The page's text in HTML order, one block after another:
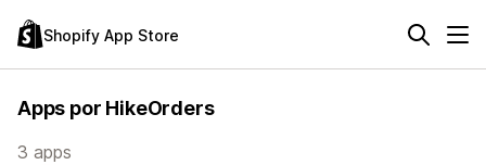
Shopify App Store
Apps por HikeOrders
3 apps